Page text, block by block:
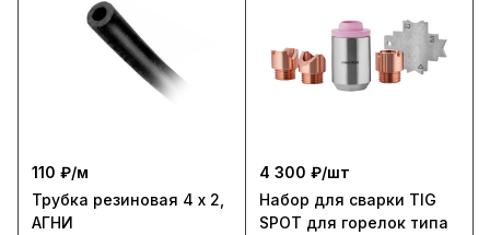
110 ₽/м
Трубка резиновая 4 х 2,
АГНИ
4 300 ₽/шт
Набор для сварки TIG
SPOT для горелок типа